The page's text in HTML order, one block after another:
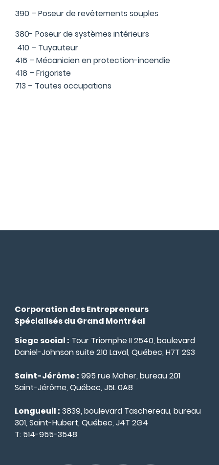
390 – Poseur de revêtements souples
380- Poseur de systèmes intérieurs
410 – Tuyauteur
416 – Mécanicien en protection-incendie
418 – Frigoriste
713 – Toutes occupations
Corporation des Entrepreneurs
Spécialisés du Grand Montréal
Siege social : Tour Triomphe II 2540, boulevard
Daniel-Johnson suite 210 Laval, Québec, H7T 2S3
Saint-Jérôme : 995 rue Maher, bureau 201
Saint-Jérôme, Québec, J5L 0A8
Longueuil : 3839, boulevard Taschereau, bureau
301, Saint-Hubert, Québec, J4T 2G4
T: 514-955-3548